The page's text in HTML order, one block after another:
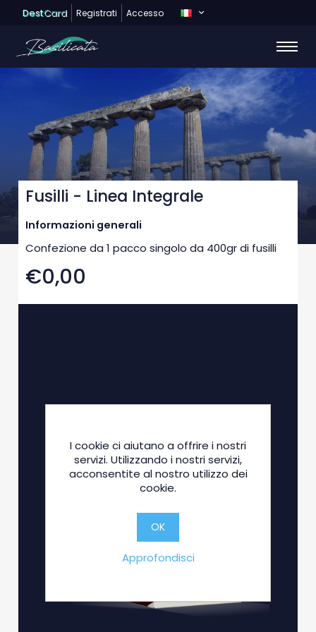
DestCard Registrati Accesso
Fusilli - Linea Integrale
Informazioni generali
Confezione da 1 pacco singolo da 400gr di fusilli
€0,00
I cookie ci aiutano a offrire i nostri
servizi. Utilizzando i nostri servizi,
acconsentite al nostro utilizzo dei
cookie.
OK
Approfondisci